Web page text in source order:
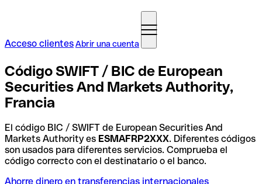
Acceso clientesAbrir una cuenta
Código SWIFT / BIC de European
Securities And Markets Authority,
Francia
El código BIC / SWIFT de European Securities And
Markets Authority es ESMAFRP2XXX. Diferentes códigos
son usados para diferentes servicios. Comprueba el
código correcto con el destinatario o el banco.
Ahorre dinero en transferencias internacionales